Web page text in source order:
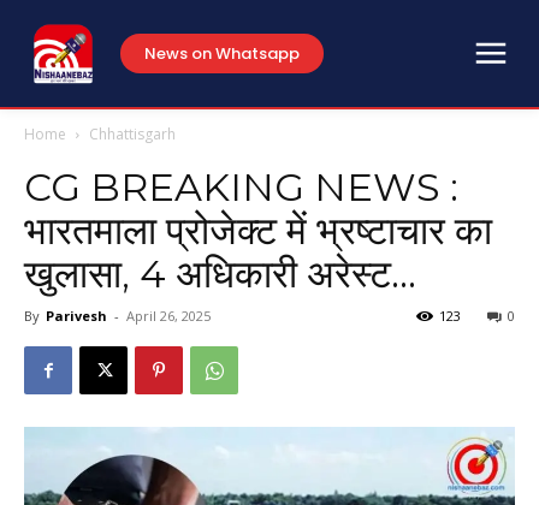
News on Whatsapp
Home Chhattisgarh
CG BREAKING NEWS :
भारतमाला प्रोजेक्ट में भ्रष्टाचार का
खुलासा, 4 अधिकारी अरेस्ट…
By Parivesh - April 26, 2025 0
123